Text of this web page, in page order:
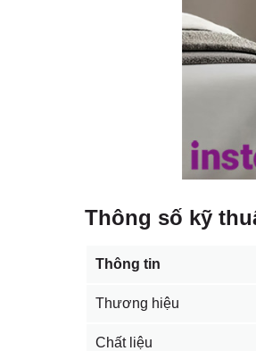
Thông số kỹ
Thông tin
Thương hiệu
Chất liệu